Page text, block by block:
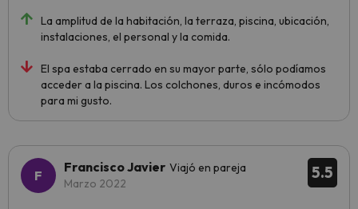
La amplitud de la habitación, la terraza, piscina, ubicación,
instalaciones, el personal y la comida.
El spa estaba cerrado en su mayor parte, sólo podíamos
acceder a la piscina. Los colchones, duros e incómodos
para mi gusto.
5.5
Francisco Javier Viajó en pareja
Marzo 2022